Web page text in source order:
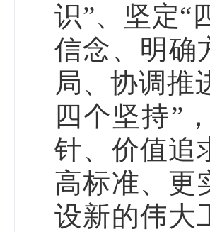
识”、坚定“
信念、明确
局、协调推
四个坚持”
针、价值追
高标准、更
设新的伟大